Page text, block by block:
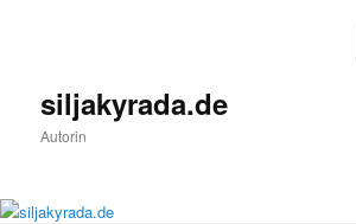
siljakyrada.de
Autorin